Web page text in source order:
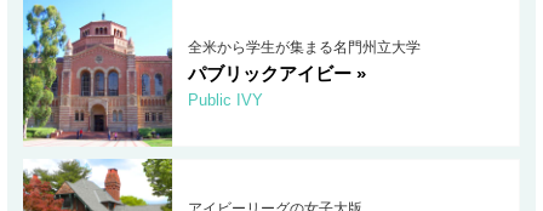
全米から学生が集まる名門州立大学
パブリックアイビー »
Public IVY